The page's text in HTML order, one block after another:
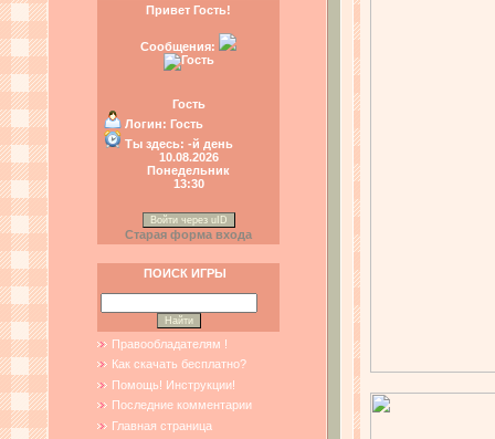
Привет Гость!
Сообщения:
Гость
Логин: Гость
Ты здесь: -й день
10.08.2026
Понедельник
13:30
Войти через uID
Старая форма входа
ПОИСК ИГРЫ
Правообладателям !
Как скачать бесплатно?
Помощь! Инструкции!
Последние комментарии
Главная страница